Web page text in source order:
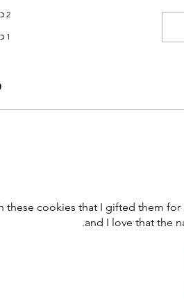
2 כוכבים
1 כוכב
cookies that I gifted them for
and I love that the